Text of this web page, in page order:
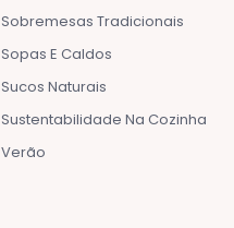
Sobremesas Tradicionais
Sopas E Caldos
Sucos Naturais
Sustentabilidade Na Cozinha
Verão